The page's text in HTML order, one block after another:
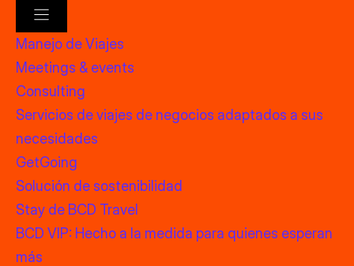
Manejo de Viajes
Meetings & events
Consulting
Servicios de viajes de negocios adaptados a sus
necesidades
GetGoing
Solución de sostenibilidad
Stay de BCD Travel
BCD VIP: Hecho a la medida para quienes esperan
más